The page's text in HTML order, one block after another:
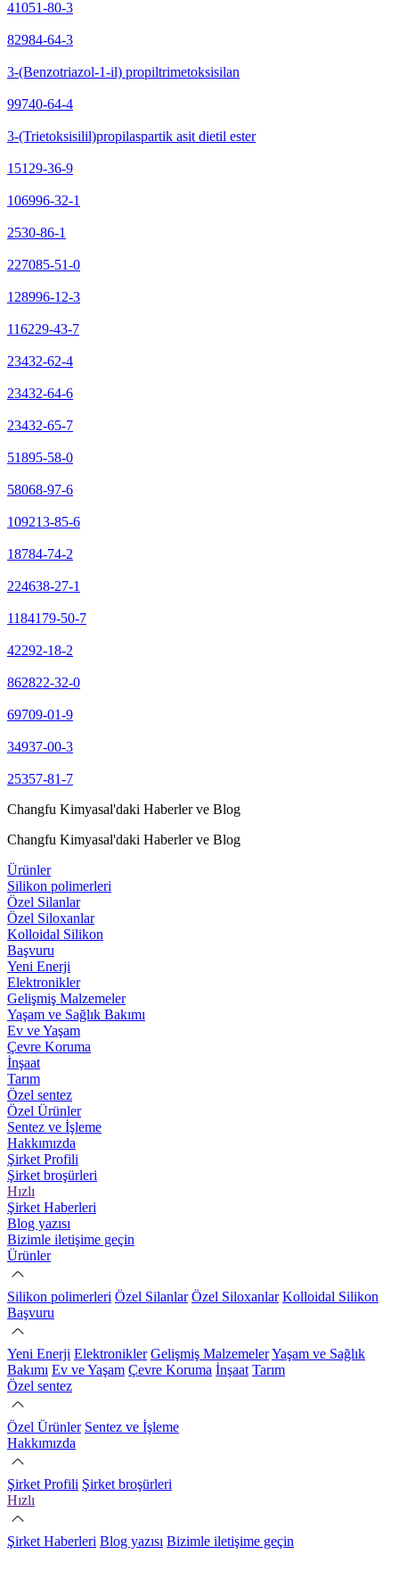
41051-80-3
82984-64-3
3-(Benzotriazol-1-il) propiltrimetoksisilan
99740-64-4
3-(Trietoksisilil)propilaspartik asit dietil ester
15129-36-9
106996-32-1
2530-86-1
227085-51-0
128996-12-3
116229-43-7
23432-62-4
23432-64-6
23432-65-7
51895-58-0
58068-97-6
109213-85-6
18784-74-2
224638-27-1
1184179-50-7
42292-18-2
862822-32-0
69709-01-9
34937-00-3
25357-81-7
Changfu Kimyasal'daki Haberler ve Blog
Changfu Kimyasal'daki Haberler ve Blog
Ürünler
Silikon polimerleri
Özel Silanlar
Özel Siloxanlar
Kolloidal Silikon
Başvuru
Yeni Enerji
Elektronikler
Gelişmiş Malzemeler
Yaşam ve Sağlık Bakımı
Ev ve Yaşam
Çevre Koruma
İnşaat
Tarım
Özel sentez
Özel Ürünler
Sentez ve İşleme
Hakkımızda
Şirket Profili
Şirket broşürleri
Hızlı
Şirket Haberleri
Blog yazısı
Bizimle iletişime geçin
Ürünler
Silikon polimerleri Özel Silanlar Özel Siloxanlar Kolloidal Silikon
Başvuru
Yeni Enerji Elektronikler Gelişmiş MalzemelerYaşam ve Sağlık
Bakımı Ev ve Yaşam Çevre Koruma İnşaat Tarım
Özel sentez
Özel Ürünler Sentez ve İşleme
Hakkımızda
Şirket Profili Şirket broşürleri
Hızlı
Şirket Haberleri Blog yazısı Bizimle iletişime geçin